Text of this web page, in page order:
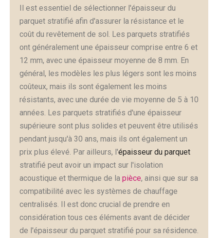
Il est essentiel de sélectionner l'épaisseur du
parquet stratifié afin d'assurer la résistance et le
coût du revêtement de sol. Les parquets stratifiés
ont généralement une épaisseur comprise entre 6 et
12 mm, avec une épaisseur moyenne de 8 mm. En
général, les modèles les plus légers sont les moins
coûteux, mais ils sont également les moins
résistants, avec une durée de vie moyenne de 5 à 10
années. Les parquets stratifiés d'une épaisseur
supérieure sont plus solides et peuvent être utilisés
pendant jusqu'à 30 ans, mais ils ont également un
prix plus élevé. Par ailleurs, l'épaisseur du parquet
stratifié peut avoir un impact sur l'isolation
acoustique et thermique de la pièce, ainsi que sur sa
compatibilité avec les systèmes de chauffage
centralisés. Il est donc crucial de prendre en
considération tous ces éléments avant de décider
de l'épaisseur du parquet stratifié pour sa résidence.